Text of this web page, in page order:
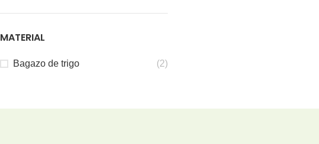
MATERIAL
Bagazo de trigo (2)